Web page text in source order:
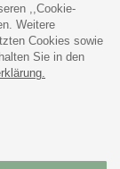
,,Cookie-
Weitere
Cookies sowie
Sie in den